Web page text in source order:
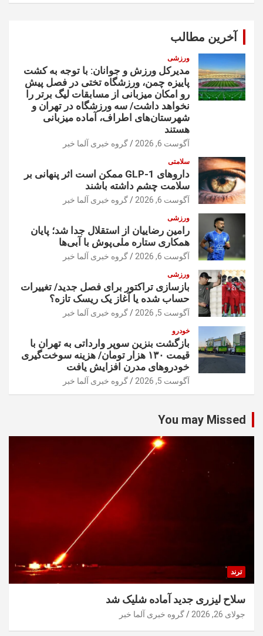
آخرین مطالب
ورزشی
مدیرکل ورزش و جوانان: با توجه به کشت
پاییزه چمن، ورزشگاه تختی در فصل پیش
رو امکان میزبانی از مسابقات لیگ برتر را
نخواهد داشت/ سه ورزشگاه در تهران و
شهرستان‌های اطراف، آماده میزبانی
هستند
آگوست 6, 2026 گروه خبری آلما خبر
سلامتی
داروهای GLP-1 ممکن است اثر پنهانی بر
سلامت چشم داشته باشند
آگوست 6, 2026 گروه خبری آلما خبر
ورزشی
رامین رضاییان از استقلال جدا شد؛ پایان
همکاری ستاره ملی‌پوش با آبی‌ها
آگوست 6, 2026 گروه خبری آلما خبر
ورزشی
بازسازی تراکتور برای فصل جدید/ تغییرات
حساب شده یا آغاز یک ریسک تازه؟
آگوست 5, 2026 گروه خبری آلما خبر
خودرو
بازگشت بنزین سوپر وارداتی به تهران با
قیمت ۱۳۰ هزار تومان/ هزینه سوخت‌گیری
خودرو‌های مدرن افزایش یافت
آگوست 5, 2026 گروه خبری آلما خبر
You may Missed
ترند
سلاح لیزری جدید آماده شلیک شد
جولای 26, 2026 گروه خبری آلما خبر